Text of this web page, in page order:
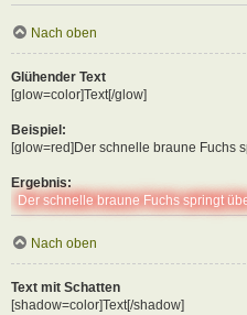
Nach oben
Glühender Text
[glow=color]Text[/glow]
Beispiel:
[glow=red]Der schnelle braune Fuchs
Ergebnis:
Der schnelle braune Fuchs springt
Nach oben
Text mit Schatten
[shadow=color]Text[/shadow]